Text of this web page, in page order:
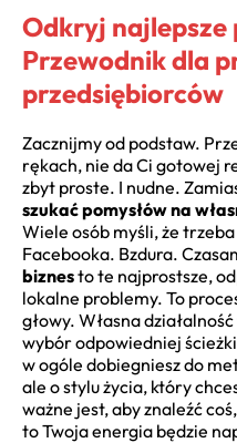
Odkryj najlepsze
Przewodnik dla
przedsiębiorców
Zacznijmy od podstaw.
rękach, nie da Ci gotowej
zbyt proste. I nudne.
szukać pomysłów na
Wiele osób myśli, że
Facebooka. Bzdura.
biznesto te najprostsze,
lokalne problemy. To
głowy. Własna
wybór odpowiedniej
w ogóle dobiegniesz do
ale o stylu życia, który
ważne jest, aby znaleźć
to Twoja energia będzie